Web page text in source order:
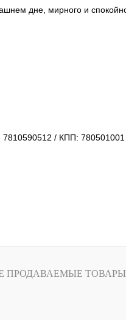
дне, мирного и
/ КПП:
ПРОДАВАЕМЫЕ ТОВАРЫ